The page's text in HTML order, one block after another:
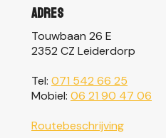
Adres
Touwbaan 26 E
2352 CZ Leiderdorp
Tel: 071 542 66 25
Mobiel: 06 21 90 47 06
Routebeschrijving